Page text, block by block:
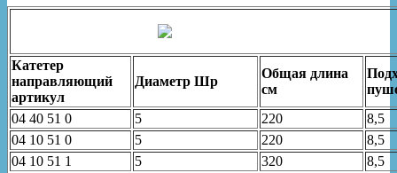
Катетер
направляющий
артикул
Диаметр Шр
Общая длина
см
04 40 51 0
5 220
8,5
04 10 51 0
5 220
8,5
04 10 51 1
5 320
8,5